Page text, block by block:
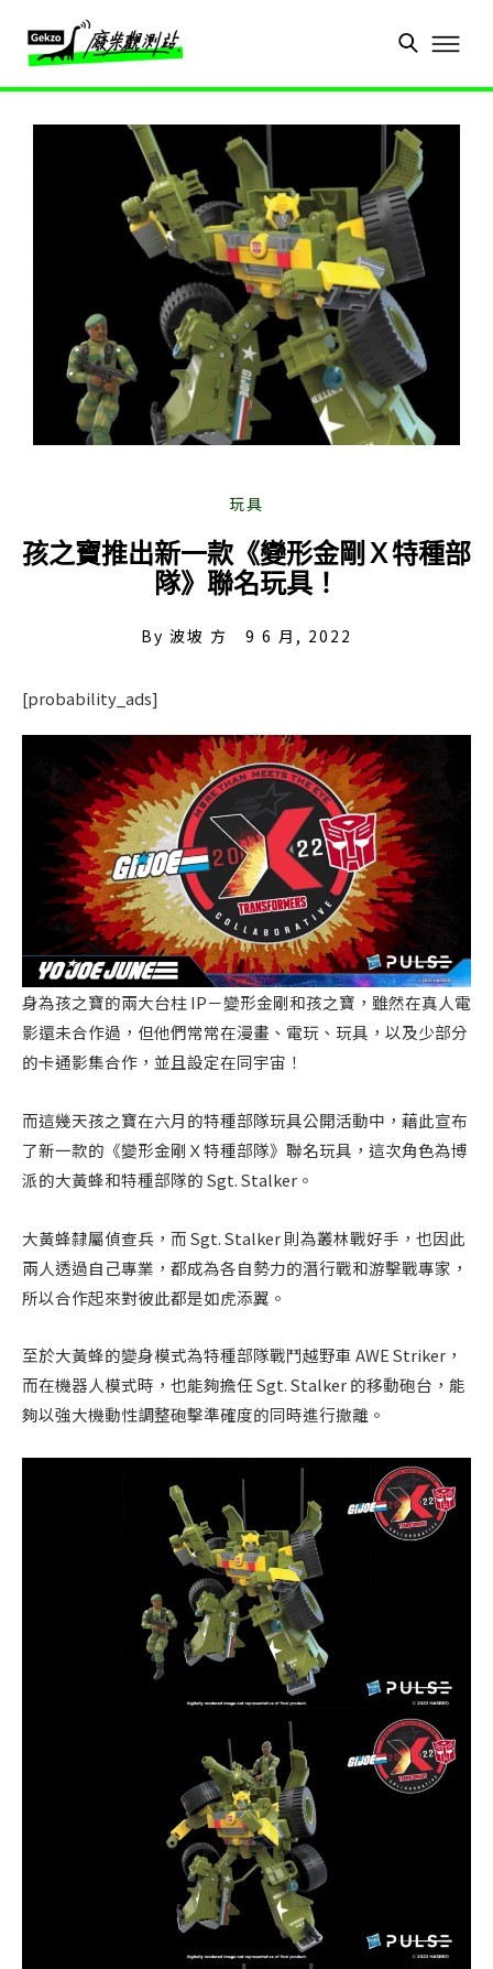
孩之寶推出新一款《變形金剛Ｘ特種部
隊》聯名玩具！
By 波坡 方 9 6 月, 2022
[probability_ads]
身為孩之寶的兩大台柱 IP－變形金剛和孩之寶，雖然在真人電
影還未合作過，但他們常常在漫畫、電玩、玩具，以及少部分
的卡通影集合作，並且設定在同宇宙！
而這幾天孩之寶在六月的特種部隊玩具公開活動中，藉此宣布
了新一款的《變形金剛Ｘ特種部隊》聯名玩具，這次角色為博
派的大黃蜂和特種部隊的 Sgt. Stalker。
大黃蜂隸屬偵查兵，而 Sgt. Stalker 則為叢林戰好手，也因此
兩人透過自己專業，都成為各自勢力的潛行戰和游擊戰專家，
所以合作起來對彼此都是如虎添翼。
至於大黃蜂的變身模式為特種部隊戰鬥越野車 AWE Striker，
而在機器人模式時，也能夠擔任 Sgt. Stalker 的移動砲台，能
夠以強大機動性調整砲擊準確度的同時進行撤離。